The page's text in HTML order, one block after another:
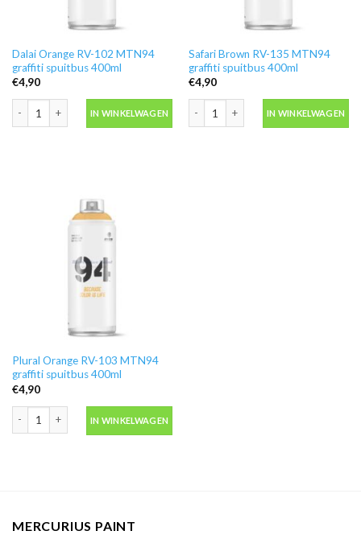
Dalai Orange RV-102 MTN94
graffiti spuitbus 400ml
€4,90
IN WINKELWAGEN
Safari Brown RV-135 MTN94
graffiti spuitbus 400ml
€4,90
IN WINKELWAGEN
Plural Orange RV-103 MTN94
graffiti spuitbus 400ml
€4,90
IN WINKELWAGEN
MERCURIUS PAINT